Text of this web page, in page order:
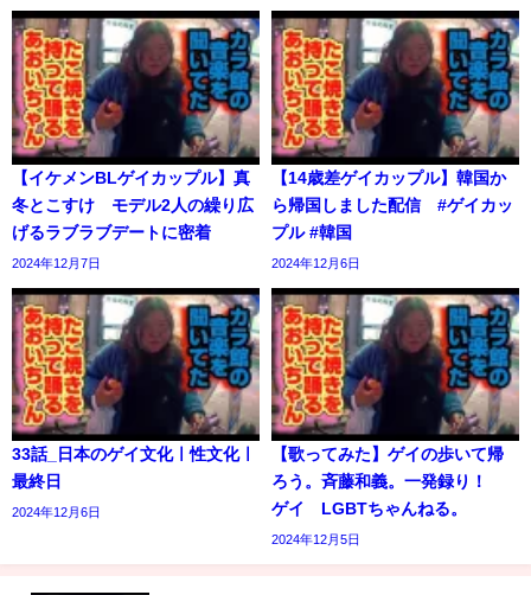
【イケメンBLゲイカップル】真
冬とこすけ モデル2人の繰り広
げるラブラブデートに密着
2024年12月7日
【14歳差ゲイカップル】韓国か
ら帰国しました配信 #ゲイカッ
プル #韓国
2024年12月6日
33話_日本のゲイ文化ㅣ性文化ㅣ
最終日
2024年12月6日
【歌ってみた】ゲイの歩いて帰
ろう。斉藤和義。一発録り！
ゲイ LGBTちゃんねる。
2024年12月5日